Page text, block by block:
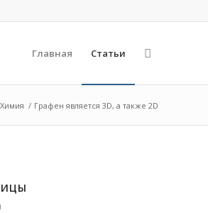
Главная Статьи
Химия / Графен является 3D, а также 2D